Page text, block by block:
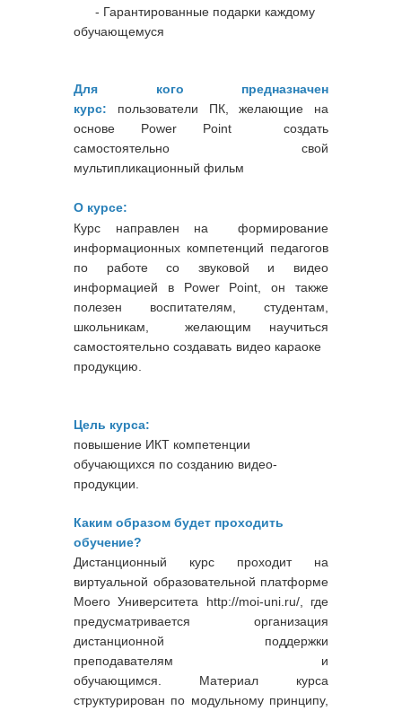
- Гарантированные подарки каждому
обучающемуся
Для кого предназначен
курс:
пользователи ПК, желающие на
основе Power Point создать
самостоятельно свой
мультипликационный фильм
О курсе:
Курс направлен на формирование
информационных компетенций педагогов
по работе со звуковой и видео
информацией в Power Point, он также
полезен воспитателям, студентам,
школьникам, желающим научиться
самостоятельно создавать видео караоке
продукцию.
Цель курса:
повышение ИКТ компетенции
обучающихся по созданию видео-
продукции.
Каким образом будет проходить
обучение?
Дистанционный курс проходит на
виртуальной образовательной платформе
Моего Университета http://moi-uni.ru/, где
предусматривается организация
дистанционной поддержки
преподавателям и
обучающимся. Материал курса
структурирован по модульному принципу,